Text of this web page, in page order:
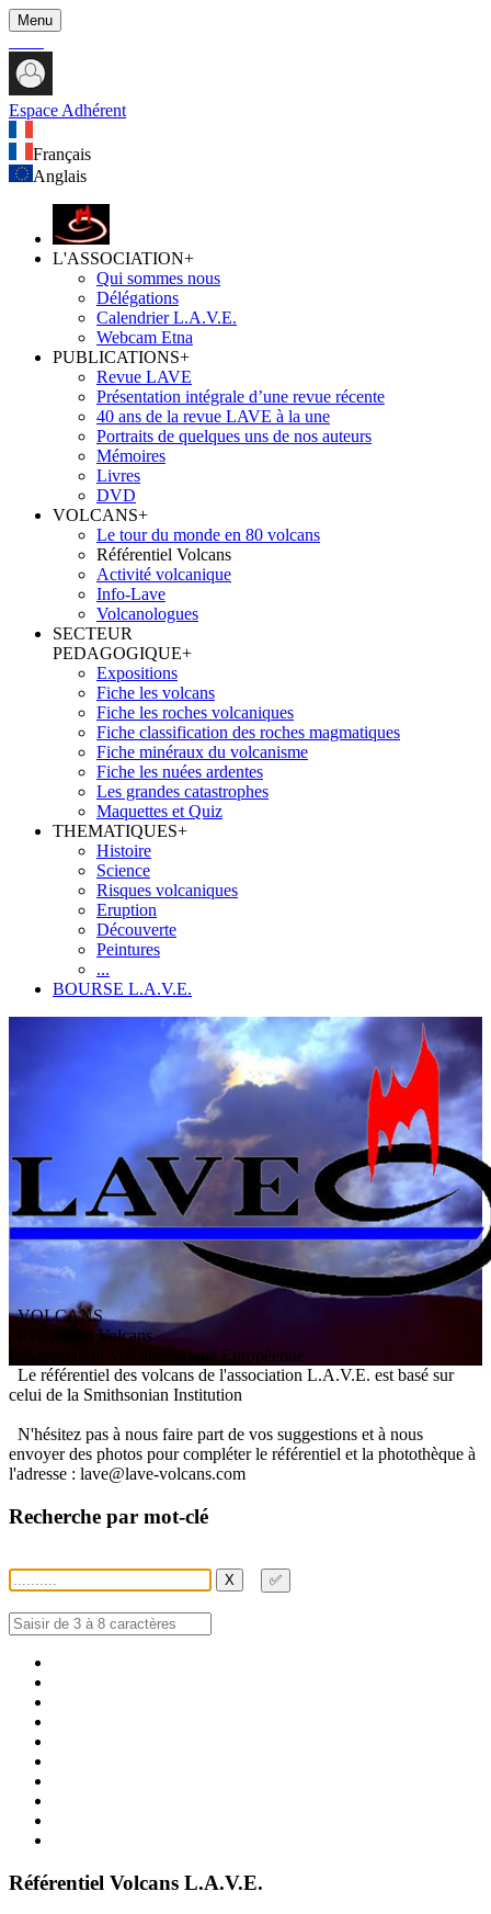
Menu
Espace Adhérent
Français
Anglais
L'ASSOCIATION+
Qui sommes nous
Délégations
Calendrier L.A.V.E.
Webcam Etna
PUBLICATIONS+
Revue LAVE
Présentation intégrale d’une revue récente
40 ans de la revue LAVE à la une
Portraits de quelques uns de nos auteurs
Mémoires
Livres
DVD
VOLCANS+
Le tour du monde en 80 volcans
Référentiel Volcans
Activité volcanique
Info-Lave
Volcanologues
SECTEUR
PEDAGOGIQUE+
Expositions
Fiche les volcans
Fiche les roches volcaniques
Fiche classification des roches magmatiques
Fiche minéraux du volcanisme
Fiche les nuées ardentes
Les grandes catastrophes
Maquettes et Quiz
THEMATIQUES+
Histoire
Science
Risques volcaniques
Eruption
Découverte
Peintures
...
BOURSE L.A.V.E.
VOLCANS
/ Référentiel Volcans
ssociation V olcanologiqueEuropéenne
Le référentiel des volcans de l'association L.A.V.E. est basé sur
celui de la Smithsonian Institution
N'hésitez pas à nous faire part de vos suggestions et à nous
envoyer des photos pour compléter le référentiel et la photothèque à
l'adresse : lave@lave-volcans.com
Recherche par mot-clé
X ✅
Référentiel Volcans L.A.V.E.